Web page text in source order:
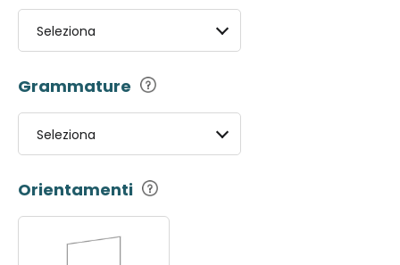
Seleziona
Grammature
Seleziona
Orientamenti